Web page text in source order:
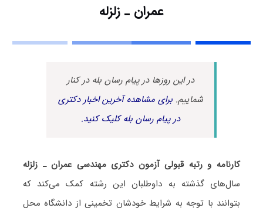
ﻋﻤﺮان ـ زلزله
در این روزها در پیام رسان بله در کنار
شماییم.برای مشاهده آخرین اخبار دکتری
در پیام رسان بله کلیک کنید.
کارنامه و رتبه قبولی آزمون دکتری ﻣﻬﻨﺪسی ﻋﻤﺮان ـ زلزله
سال‌های گذشته به داوطلبان این رشته کمک می‌کند که
بتوانند با توجه به شرایط خودشان تخمینی از دانشگاه محل